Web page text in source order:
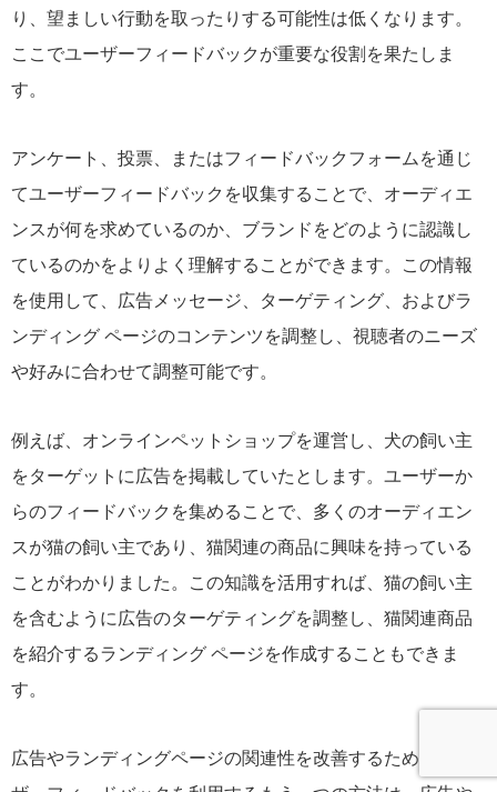
り、望ましい行動を取ったりする可能性は低くなります。
ここでユーザーフィードバックが重要な役割を果たしま
す。
アンケート、投票、またはフィードバックフォームを通じ
てユーザーフィードバックを収集することで、オーディエ
ンスが何を求めているのか、ブランドをどのように認識し
ているのかをよりよく理解することができます。この情報
を使用して、広告メッセージ、ターゲティング、およびラ
ンディング ページのコンテンツを調整し、視聴者のニーズ
や好みに合わせて調整可能です。
例えば、オンラインペットショップを運営し、犬の飼い主
をターゲットに広告を掲載していたとします。ユーザーか
らのフィードバックを集めることで、多くのオーディエン
スが猫の飼い主であり、猫関連の商品に興味を持っている
ことがわかりました。この知識を活用すれば、猫の飼い主
を含むように広告のターゲティングを調整し、猫関連商品
を紹介するランディング ページを作成することもできま
す。
広告やランディングページの関連性を改善するためにユー